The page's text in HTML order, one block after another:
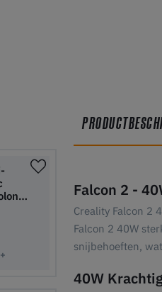
Falcon 2 -
Creality Falcon 2
Falcon 2 40W
snijbehoeften,
40W